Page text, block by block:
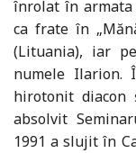
înrolat în armata
ca frate în
(Lituania), iar
numele Ilarion.
hirotonit
absolvit
1991 a slujit în